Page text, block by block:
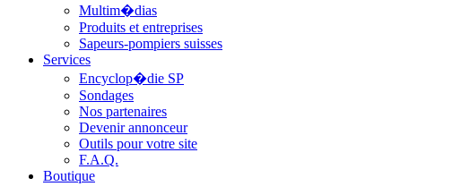
Multim�dias
Produits et entreprises
Sapeurs-pompiers suisses
Services
Encyclop�die SP
Sondages
Nos partenaires
Devenir annonceur
Outils pour votre site
F.A.Q.
Boutique